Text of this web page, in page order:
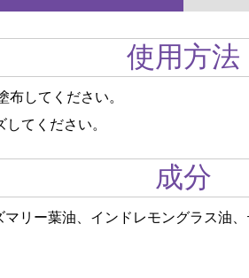
使用方法
してください。
てください。
成分
リー葉油、インドレモングラス油